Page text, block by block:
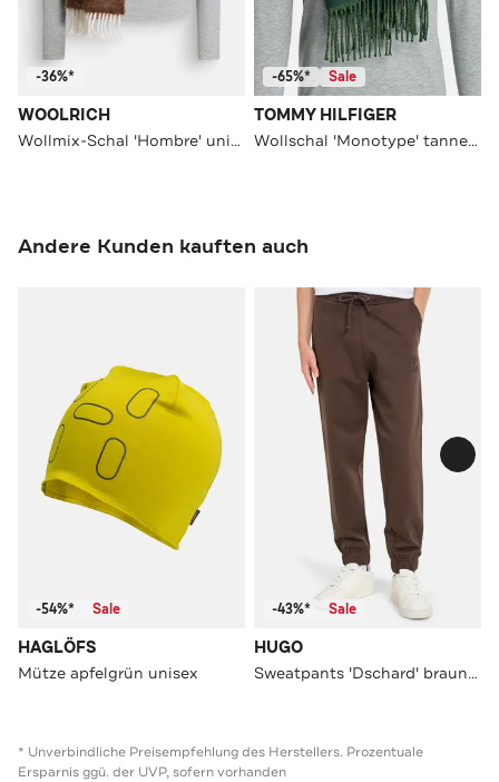
-36%*
WOOLRICH
Wollmix-Schal 'Hombre' unisex
-65%* Sale
TOMMY HILFIGER
Wollschal 'Monotype' tannengrün
Andere Kunden kauften auch
-54%* Sale
HAGLÖFS
Mütze apfelgrün unisex
-43%* Sale
HUGO
Sweatpants 'Dschard' braun unisex
* Unverbindliche Preisempfehlung des Herstellers. Prozentuale
Ersparnis ggü. der UVP, sofern vorhanden